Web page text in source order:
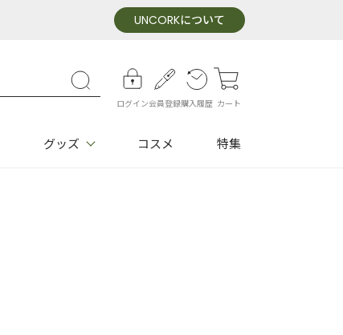
UNCORKについて
ログイン会員登録購入履歴 カート
グッズ コスメ 特集